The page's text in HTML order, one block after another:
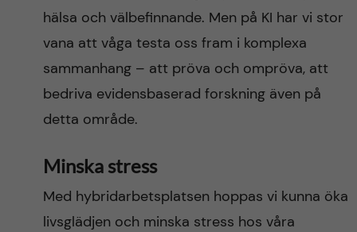
hälsa och välbefinnande. Men på KI har vi stor
vana att våga testa oss fram i komplexa
sammanhang – att pröva och ompröva, att
bedriva evidensbaserad forskning även på
detta område.
Minska stress
Med hybridarbetsplatsen hoppas vi kunna öka
livsglädjen och minska stress hos våra